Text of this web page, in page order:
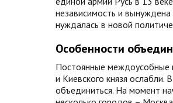
независимость и
нуждалась в новой
Особенности
Постоянные междоусобные
и Киевского князя
объединиться. На момент